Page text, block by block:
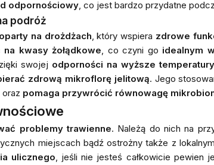
odpornościowy , co jest bardzo przydatne
podróż
na drożdżach , który wspiera zdrowe
kwasy żołądkowe , co czyni go idealnym
swojej odporności na wyższe temperatury
zdrową mikroflorę jelitową. Jego
pomaga przywrócić równowagę
problemy trawienne. Należą do nich na
miejscach bądź ostrożny także z
ulicznego , jeśli nie jesteś całkowicie pewien